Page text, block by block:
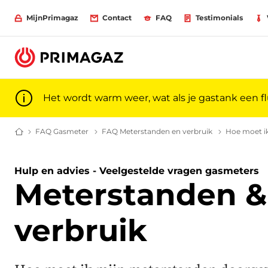
MijnPrimagaz Contact FAQ Testimonials
Het wordt warm weer, wat als je gastank een
Gas voor particulieren en professionals | Primagaz
FAQ Gasmeter Veelgestelde vragen over gasmeters| Primagaz
FAQ Meterstanden en verbruik Hoe moet
Hulp en advies - Veelgestelde vragen gasmeters
Meterstanden &
verbruik